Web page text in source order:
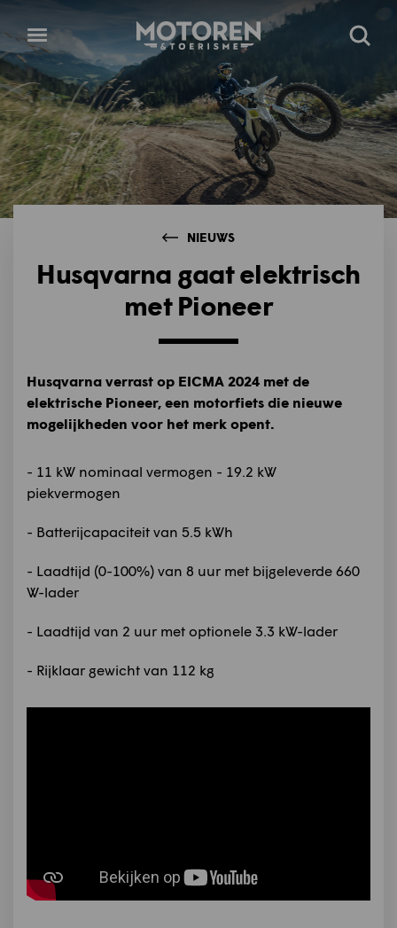
Open
menu
Homepage Zoeken
NIEUWS
Husqvarna gaat elektrisch
met Pioneer
Husqvarna verrast op EICMA 2024 met de
elektrische Pioneer, een motorfiets die nieuwe
mogelijkheden voor het merk opent.
- 11 kW nominaal vermogen - 19.2 kW
piekvermogen
- Batterijcapaciteit van 5.5 kWh
- Laadtijd (0-100%) van 8 uur met bijgeleverde 660
W-lader
- Laadtijd van 2 uur met optionele 3.3 kW-lader
- Rijklaar gewicht van 112 kg